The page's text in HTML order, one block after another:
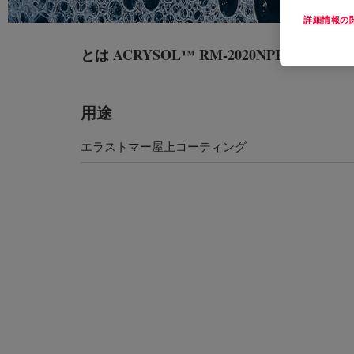
とはACRYSOL™ RM-2020NPR BC
用途
エラストマー屋上コーティング
詳細情報の